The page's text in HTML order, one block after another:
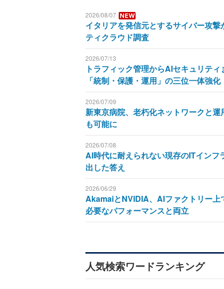
2026/08/07
イタリアを発信元とするサイバー攻
ティクラウド調査
2026/07/13
トラフィック管理からAIセキュリテ
「統制・保護・運用」の三位一体強化
2026/07/09
新東京病院、老朽化ネットワークと
も可能に
2026/07/08
AI時代に耐えられない現存のITイン
出した答え
2026/06/29
AkamaiとNVIDIA、AIファクトリー
必要なパフォーマンスと両立
人気検索ワードランキング